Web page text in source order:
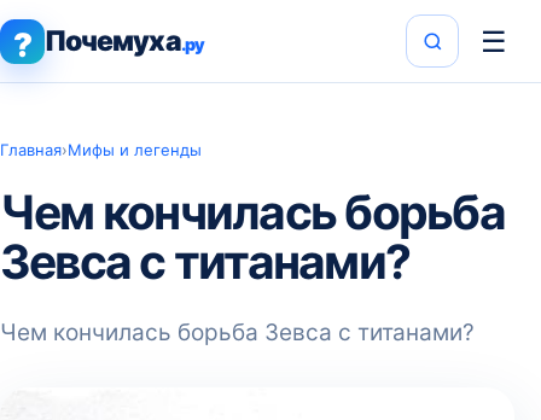
? Почемуха.ру ☰
Главная›Мифы и легенды
Чем кончилась борьба
Зевса с титанами?
Чем кончилась борьба Зевса с титанами?